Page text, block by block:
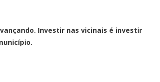
Investir nas vicinais é investir